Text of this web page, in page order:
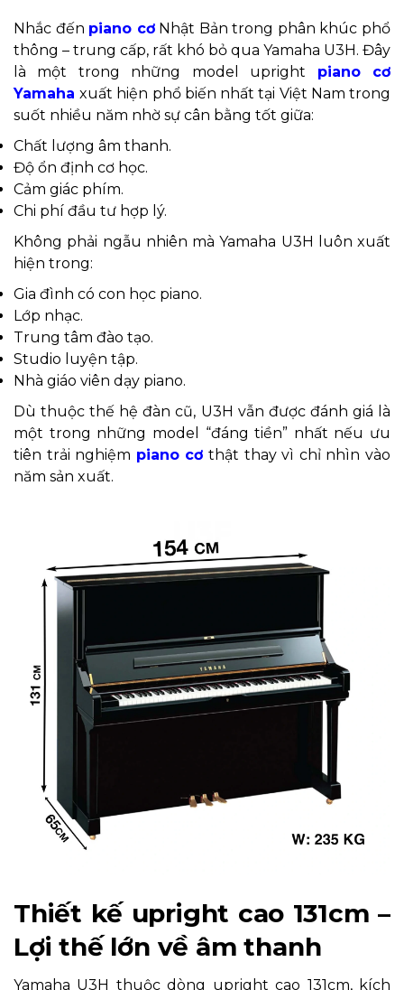
Nhắc đến piano cơNhật Bản trong phân khúc phổ
thông – trung cấp, rất khó bỏ qua Yamaha U3H. Đây
là một trong những model upright piano cơ
Yamaha xuất hiện phổ biến nhất tại Việt Nam trong
suốt nhiều năm nhờ sự cân bằng tốt giữa:
Chất lượng âm thanh.
Độ ổn định cơ học.
Cảm giác phím.
Chi phí đầu tư hợp lý.
Không phải ngẫu nhiên mà Yamaha U3H luôn xuất
hiện trong:
Gia đình có con học piano.
Lớp nhạc.
Trung tâm đào tạo.
Studio luyện tập.
Nhà giáo viên dạy piano.
Dù thuộc thế hệ đàn cũ, U3H vẫn được đánh giá là
một trong những model “đáng tiền” nhất nếu ưu
tiên trải nghiệm piano cơ thật thay vì chỉ nhìn vào
năm sản xuất.
Thiết kế upright cao 131cm –
Lợi thế lớn về âm thanh
Yamaha U3H thuộc dòng upright cao 131cm, kích